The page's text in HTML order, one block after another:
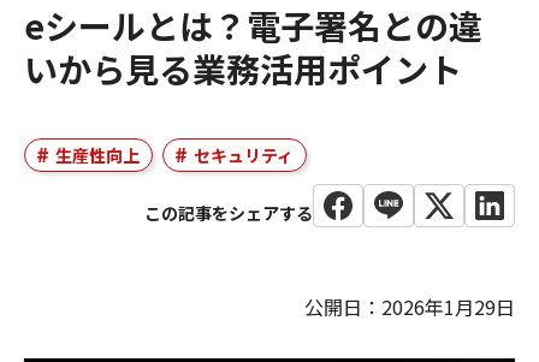
eシールとは？電子署名との違
いから見る業務活用ポイント
生産性向上 セキュリティ
公開日：2026年1月29日